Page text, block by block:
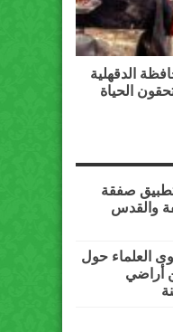
محافظة الدقهلية
الحياة
صفقة
والقدس
العلماء حول
أراضي